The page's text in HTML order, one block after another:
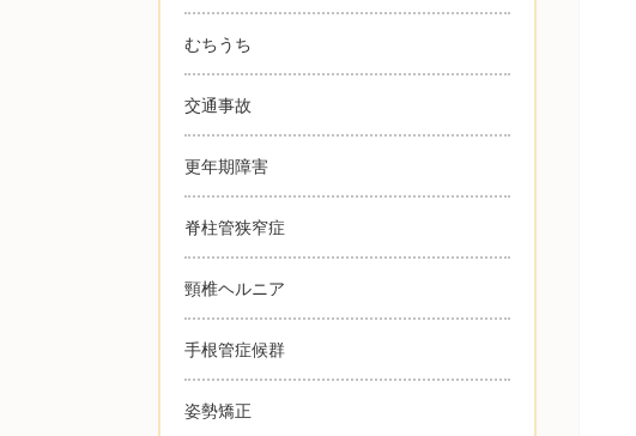
むちうち
交通事故
更年期障害
脊柱管狭窄症
頸椎ヘルニア
手根管症候群
姿勢矯正